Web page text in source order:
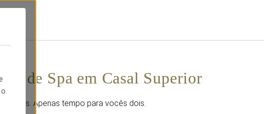
de Spa em Casal Superior
stress. Apenas tempo para vocês dois.